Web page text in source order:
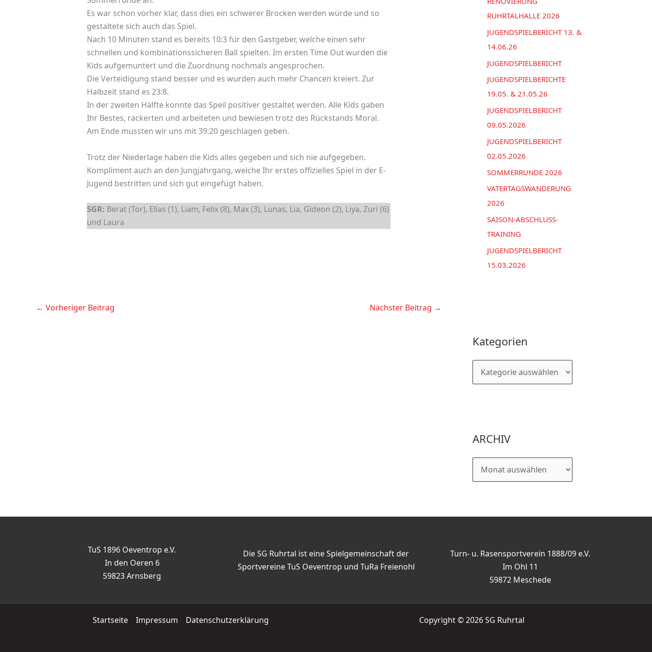
Es war schon vorher klar, dass dies ein schwerer Brocken werden würde und so
gestaltete sich auch das Spiel.
Nach 10 Minuten stand es bereits 10:3 für den Gastgeber, welche einen sehr
schnellen und kombinationssicheren Ball spielten. Im ersten Time Out wurden die
Kids aufgemuntert und die Zuordnung nochmals angesprochen.
Die Verteidigung stand besser und es wurden auch mehr Chancen kreiert. Zur
Halbzeit stand es 23:8.
In der zweiten Hälfte konnte das Speil positiver gestaltet werden. Alle Kids gaben
Ihr Bestes, rackerten und arbeiteten und bewiesen trotz des Rückstands Moral.
Am Ende mussten wir uns mit 39:20 geschlagen geben.
Trotz der Niederlage haben die Kids alles gegeben und sich nie aufgegeben.
Kompliment auch an den Jungjahrgang, welche Ihr erstes offizielles Spiel in der E-
Jugend bestritten und sich gut eingefügt haben.
SGR: Berat (Tor), Elias (1), Liam, Felix (8), Max (3), Lunas, Lia, Gideon (2), Liya, Zuri (6)
und Laura
← Vorheriger Beitrag Nächster Beitrag →
RUHRTALHALLE 2026
JUGENDSPIELBERICHT 13. &
14.06.26
JUGENDSPIELBERICHT
JUGENDSPIELBERICHTE
19.05. & 21.05.26
JUGENDSPIELBERICHT
09.05.2026
JUGENDSPIELBERICHT
02.05.2026
SOMMERRUNDE 2026
VATERTAGSWANDERUNG
2026
SAISON-ABSCHLUSS-
TRAINING
JUGENDSPIELBERICHT
15.03.2026
Kategorien
ARCHIV
TuS 1896 Oeventrop e.V.
In den Oeren 6
59823 Arnsberg
Die SG Ruhrtal ist eine Spielgemeinschaft der
Sportvereine TuS Oeventrop und TuRa Freienohl
Turn- u. Rasensportverein 1888/09 e.V.
Im Ohl 11
59872 Meschede
Startseite Impressum Datenschutzerklärung Copyright © 2026 SG Ruhrtal